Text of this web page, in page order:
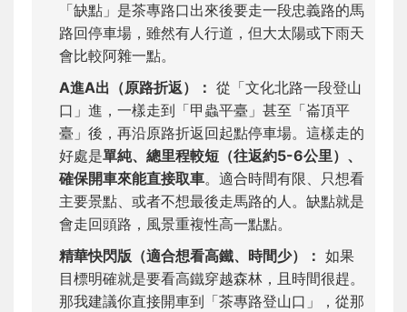
「缺點」是茶專路口出來後要走一段忠義路的馬
路回停車場，雖然有人行道，但大太陽或下雨天
會比較阿雜一點。
A進A出（原路折返）： 從「文化北路一段登山
口」進，一樣走到「甲蟲平臺」甚至「崙頂平
臺」後，再沿原路折返回起點停車場。這樣走的
好處是單純、總里程較短（往返約5-6公里）、
確保開車來能直接取車。適合時間有限、只想看
主要景點、或者不想最後走馬路的人。缺點就是
會走回頭路，風景重複性高一點點。
精華快閃版（適合想看高鐵、時間少）： 如果
目標明確就是要看高鐵穿越森林，且時間很趕。
那我建議你直接開車到「茶專路登山口」，從那